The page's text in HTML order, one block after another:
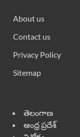
About us
Contact us
Privacy Policy
Sitemap
తెలంగాణ
ఆంధ్ర ప్రదేశ్